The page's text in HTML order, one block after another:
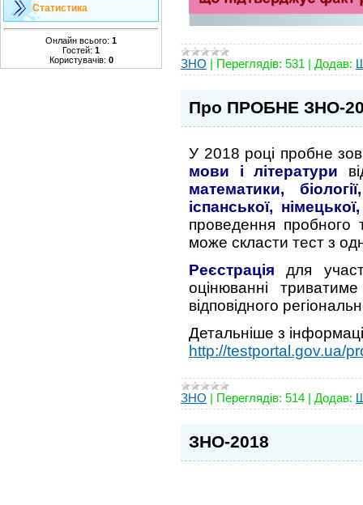
Статистика
Онлайн всього: 1
Гостей: 1
Користувачів: 0 ЗНО | Переглядів: 531 | Додав:
Про ПРОБНЕ ЗНО-
У 2018 році пробне
мови і літератури
математики,
іспанської,
проведення пробного
може скласти тест з
Реєстрація для
оцінюванні
відповідного
Детальніше з
http://testportal.gov.ua/
ЗНО | Переглядів: 514 | Додав:
ЗНО-2018